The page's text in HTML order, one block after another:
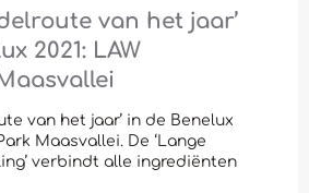
van het jaar’
2021: LAW
van het jaar’ in de Benelux
Maasvallei. De ‘Lange
verbindt alle ingrediënten